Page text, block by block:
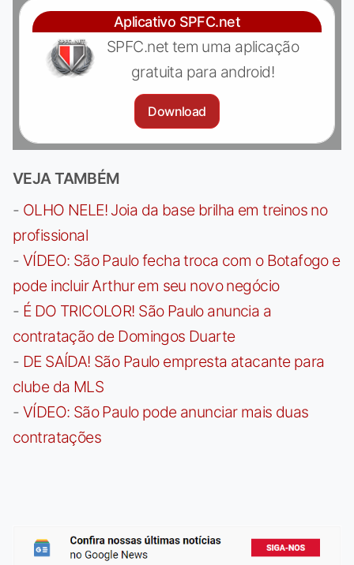
Aplicativo SPFC.net
SPFC.net tem uma aplicação
gratuita para android!
Download
VEJA TAMBÉM
- OLHO NELE! Joia da base brilha em treinos no
profissional
- VÍDEO: São Paulo fecha troca com o Botafogo e
pode incluir Arthur em seu novo negócio
- É DO TRICOLOR! São Paulo anuncia a
contratação de Domingos Duarte
- DE SAÍDA! São Paulo empresta atacante para
clube da MLS
- VÍDEO: São Paulo pode anunciar mais duas
contratações